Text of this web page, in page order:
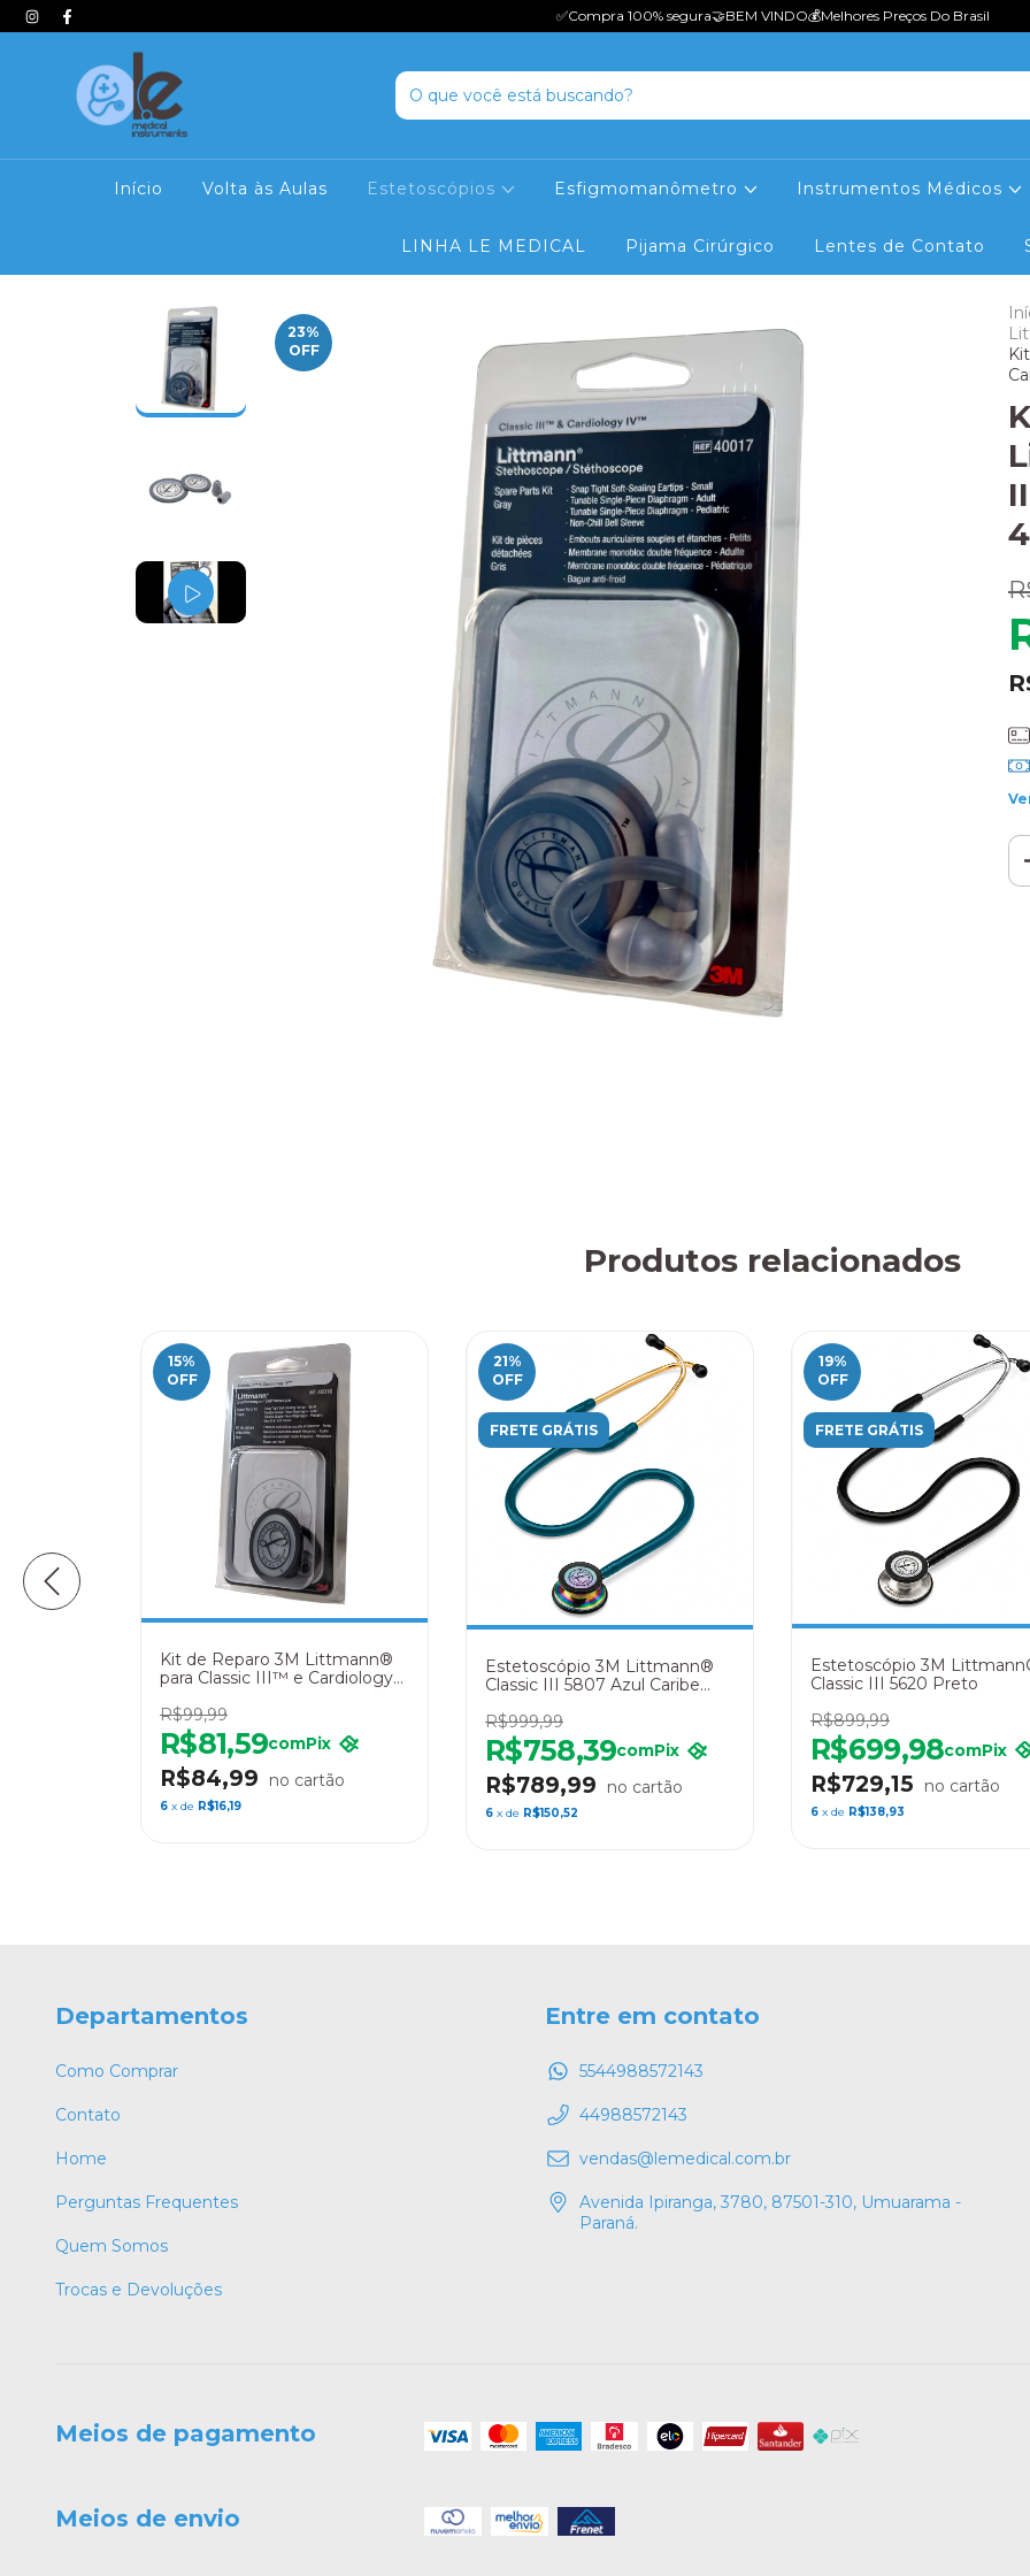
✅Compra 100% seguraㅤㅤㅤㅤㅤ🤝BEM VINDOㅤㅤㅤㅤ💰Melhores Preços Do Brasil
Início Volta às Aulas Estetoscópios Esfigmomanômetro Instrumentos Médicos
LINHA LE MEDICAL Pijama Cirúrgico Lentes de Contato
23%
OFF
Produtos relacionados
15%
OFF
Kit de Reparo 3M Littmann®
para Classic III™ e Cardiology
R$99,99
R$84,99
R$81,59comPix
6 x de R$16,19
21%
OFF
FRETE GRÁTIS
Estetoscópio 3M Littmann®
Classic III 5807 Azul Caribe
R$999,99
R$789,99
R$758,39comPix
6 x de R$150,52
19%
OFF
FRETE GRÁTIS
Estetoscópio 3M
Classic III 5620 Preto
R$899,99
R$729,15
R$699,98comPix
6 x de R$138,93
Departamentos
Como Comprar
Contato
Home
Perguntas Frequentes
Quem Somos
Trocas e Devoluções
Entre em contato
5544988572143
44988572143
vendas@lemedical.com.br
Avenida Ipiranga, 3780, 87501-310, Umuarama -
Paraná.
Meios de pagamento
Meios de envio